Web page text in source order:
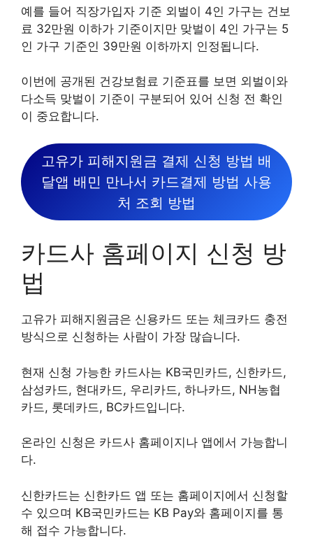
예를 들어 직장가입자 기준 외벌이 4인 가구는 건보
료 32만원 이하가 기준이지만 맞벌이 4인 가구는 5
인 가구 기준인 39만원 이하까지 인정됩니다.
이번에 공개된 건강보험료 기준표를 보면 외벌이와
다소득 맞벌이 기준이 구분되어 있어 신청 전 확인
이 중요합니다.
고유가 피해지원금 결제 신청 방법 배
달앱 배민 만나서 카드결제 방법 사용
처 조회 방법
카드사 홈페이지 신청 방
법
고유가 피해지원금은 신용카드 또는 체크카드 충전
방식으로 신청하는 사람이 가장 많습니다.
현재 신청 가능한 카드사는 KB국민카드, 신한카드,
삼성카드, 현대카드, 우리카드, 하나카드, NH농협
카드, 롯데카드, BC카드입니다.
온라인 신청은 카드사 홈페이지나 앱에서 가능합니
다.
신한카드는 신한카드 앱 또는 홈페이지에서 신청할
수 있으며 KB국민카드는 KB Pay와 홈페이지를 통
해 접수 가능합니다.